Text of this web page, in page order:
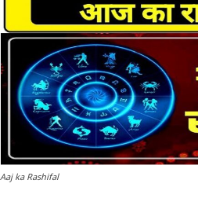
Aaj ka Rashifal